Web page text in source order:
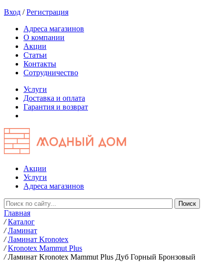
Вход /Регистрация
Адреса магазинов
О компании
Акции
Статьи
Контакты
Сотрудничество
Услуги
Доставка и оплата
Гарантия и возврат
Акции
Услуги
Адреса магазинов
Главная
/ Каталог
/ Ламинат
/ Ламинат Kronotex
/ Kronotex Mammut Plus
/ Ламинат Kronotex Mammut Plus Дуб Горный Бронзовый